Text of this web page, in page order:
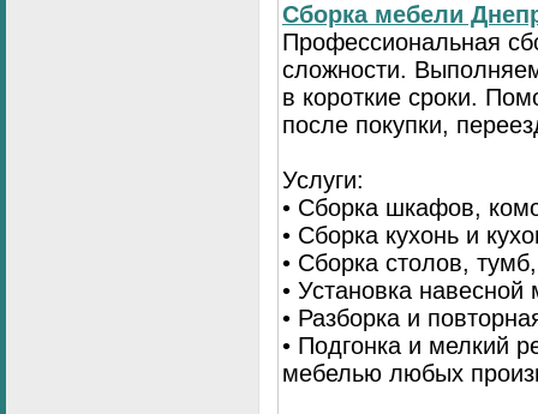
Сборка мебели
Профессиональная
сложности.
в короткие сроки.
после покупки,
Услуги:
• Сборка шкафов,
• Сборка кухонь и
• Сборка столов,
• Установка
• Разборка и
• Подгонка и мелкий
мебелью любых